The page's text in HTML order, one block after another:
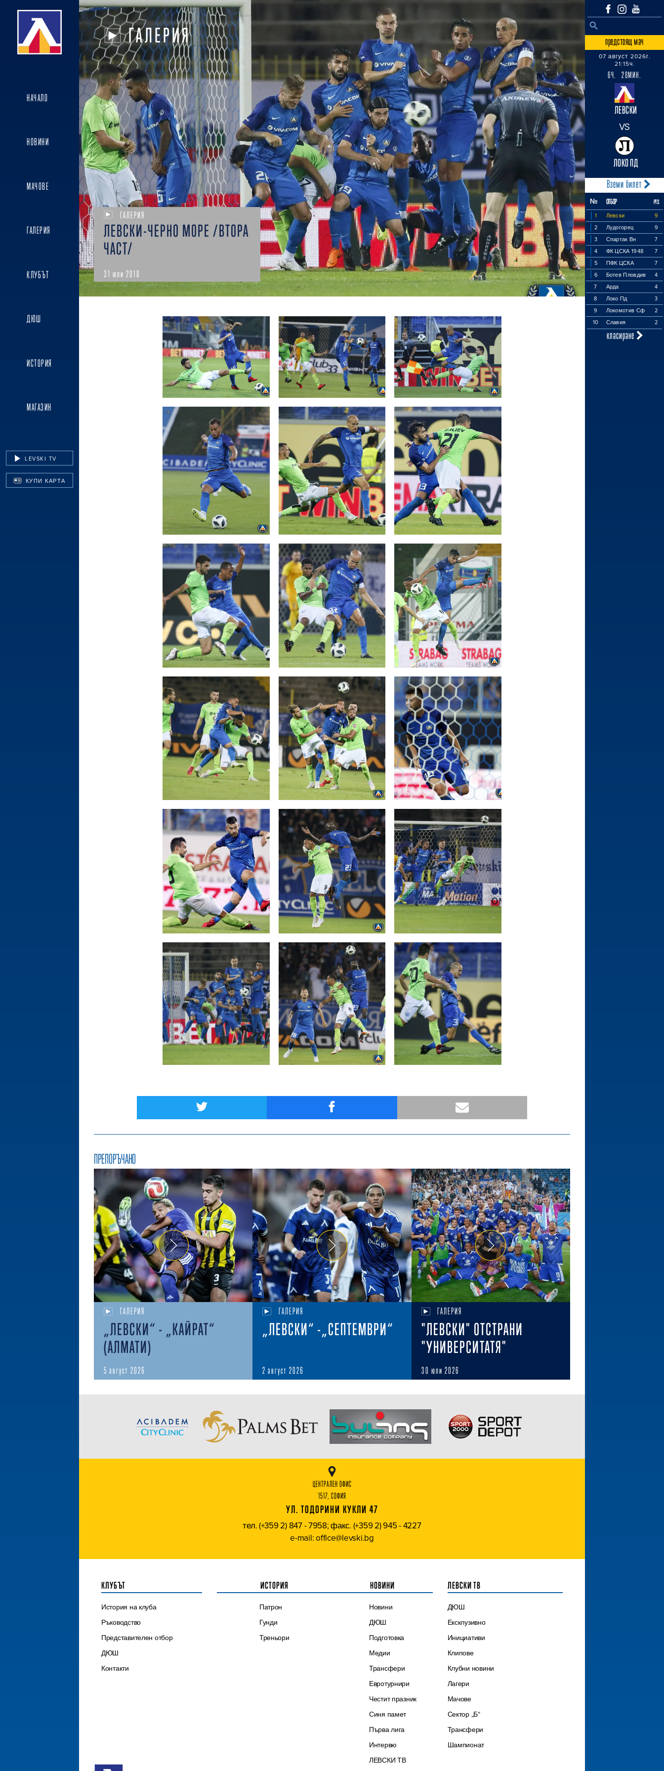
НАЧАЛО
НОВИНИ
МАЧОВЕ
ГАЛЕРИЯ
КЛУБЪТ
ДЮШ
ИСТОРИЯ
МАГАЗИН
LEVSKI TV
КУПИ КАРТА
Search
SEARCH BUTTON
предстоящ мач
07 август 2026г.
21:15ч.
6Ч. 28МИН.
ЛЕВСКИ
VS
ЛОКО ПД
Вземи билет
№ ОТБОР PTS
1 Левски
9
2
Лудогорец
9
3
Спартак Вн
7
4
ФК ЦСКА 1948
7
5
ПФК ЦСКА
7
6
Ботев Пловдив
4
7
Арда
4
8
Локо Пд
3
9
Локомотив Сф
2
10
Славия 2
класиране
ГАЛЕРИЯ
ГАЛЕРИЯ
ЛЕВСКИ-ЧЕРНО МОРЕ /ВТОРА
ЧАСТ/
31 юли 2018
ПРЕПОРЪЧАНО
ГАЛЕРИЯ
„ЛЕВСКИ“ - „КАЙРАТ“
(АЛМАТИ)
5 август 2026
ГАЛЕРИЯ
„ЛЕВСКИ“ -„СЕПТЕМВРИ“
2 август 2026
ГАЛЕРИЯ
"ЛЕВСКИ" ОТСТРАНИ
"УНИВЕРСИТАТЯ"
30 юли 2026
ЦЕНТРАЛЕН ОФИС
1517, СОФИЯ
УЛ. ТОДОРИНИ КУКЛИ 47
тел. (+359 2) 847 - 7958; факс. (+359 2) 945 - 4227
e-mail: office@levski.bg
КЛУБЪТ
История на клуба
Ръководство
Представителен отбор
ДЮШ
Контакти
ИСТОРИЯ
Патрон
Гунди
Треньори
НОВИНИ
Новини
ДЮШ
Подготовка
Медии
Трансфери
Евротурнири
Честит празник
Синя памет
Първа лига
Интервю
ЛЕВСКИ ТВ
ЛЕВСКИ ТВ
ДЮШ
Ексклузивно
Инициативи
Клипове
Клубни новини
Лагери
Мачове
Сектор „Б“
Трансфери
Шампионат